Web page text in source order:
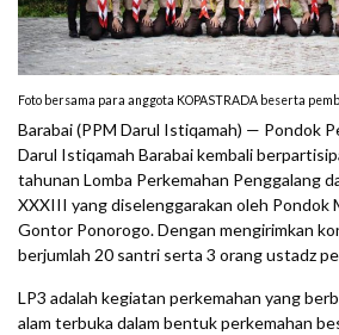
Foto bersama para anggota KOPASTRADA beserta
Barabai (PPM Darul Istiqamah) — Pondok
Darul Istiqamah Barabai kembali
tahunan Lomba Perkemahan Penggalang
XXXIII yang diselenggarakan oleh Pondok
Gontor Ponorogo. Dengan mengirimkan
berjumlah 20 santri serta 3 orang ustadz
LP3 adalah kegiatan perkemahan yang
alam terbuka dalam bentuk perkemahan